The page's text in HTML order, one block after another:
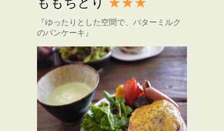
『ゆったりとした空間で、バターミルク
のパンケーキ』